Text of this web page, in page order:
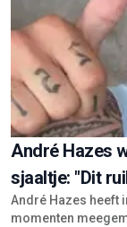
André Hazes
sjaaltje: "Dit
André Hazes heeft
momenten